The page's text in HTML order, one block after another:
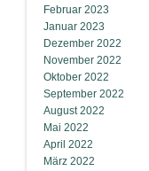
Februar 2023
Januar 2023
Dezember 2022
November 2022
Oktober 2022
September 2022
August 2022
Mai 2022
April 2022
März 2022